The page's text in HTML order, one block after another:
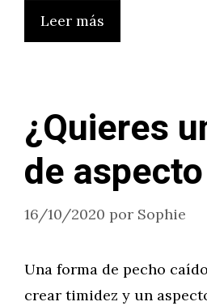
Leer más
¿Quieres
de
16/10/2020 por Sophie
Una forma de pecho
crear timidez y un